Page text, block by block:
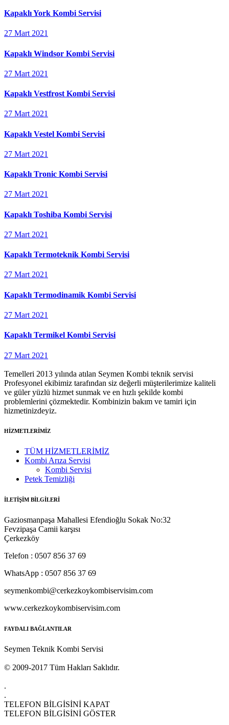
Kapaklı York Kombi Servisi
27 Mart 2021
Kapaklı Windsor Kombi Servisi
27 Mart 2021
Kapaklı Vestfrost Kombi Servisi
27 Mart 2021
Kapaklı Vestel Kombi Servisi
27 Mart 2021
Kapaklı Tronic Kombi Servisi
27 Mart 2021
Kapaklı Toshiba Kombi Servisi
27 Mart 2021
Kapaklı Termoteknik Kombi Servisi
27 Mart 2021
Kapaklı Termodinamik Kombi Servisi
27 Mart 2021
Kapaklı Termikel Kombi Servisi
27 Mart 2021
Temelleri 2013 yılında atılan Seymen Kombi teknik servisi
Profesyonel ekibimiz tarafından siz değerli müşterilerimize kaliteli
ve güler yüzlü hizmet sunmak ve en hızlı şekilde kombi
problemlerini çözmektedir. Kombinizin bakım ve tamiri için
hizmetinizdeyiz.
HİZMETLERİMİZ
TÜM HİZMETLERİMİZ
Kombi Arıza Servisi
Kombi Servisi
Petek Temizliği
İLETİŞİM BİLGİLERİ
Gaziosmanpaşa Mahallesi Efendioğlu Sokak No:32
Fevzipaşa Camii karşısı
Çerkezköy
Telefon : 0507 856 37 69
WhatsApp : 0507 856 37 69
seymenkombi@cerkezkoykombiservisim.com
www.cerkezkoykombiservisim.com
FAYDALI BAĞLANTILAR
Seymen Teknik Kombi Servisi
© 2009-2017 Tüm Hakları Saklıdır.
.
.
TELEFON BİLGİSİNİ KAPAT
TELEFON BİLGİSİNİ GÖSTER